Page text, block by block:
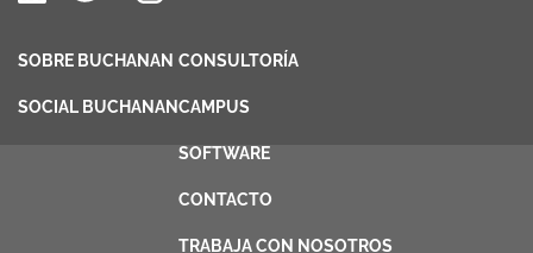
SOBRE BUCHANAN
SOCIAL BUCHANAN
CONSULTORÍA
CAMPUS
SOFTWARE
CONTACTO
TRABAJA CON NOSOTROS